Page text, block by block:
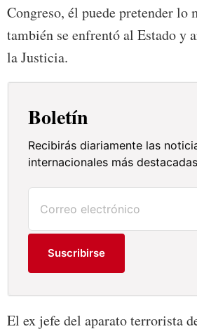
Congreso, él puede pretender lo
también se enfrentó al Estado y
la Justicia.
Boletín
Recibirás diariamente las
internacionales más
Suscribirse
El ex jefe del aparato terrorista